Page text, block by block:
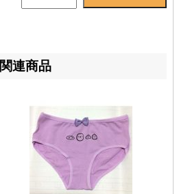
関連商品